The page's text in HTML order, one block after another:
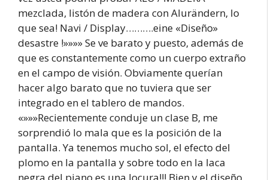
mezclada, listón de madera con Alurändern, lo
que sea! Navi / Display……….eine «Diseño»
desastre !»»»» Se ve barato y puesto, además de
que es constantemente como un cuerpo extraño
en el campo de visión. Obviamente querían
hacer algo barato que no tuviera que ser
integrado en el tablero de mandos.
«»»»Recientemente conduje un clase B, me
sorprendió lo mala que es la posición de la
pantalla. Ya tenemos mucho sol, el efecto del
plomo en la pantalla y sobre todo en la laca